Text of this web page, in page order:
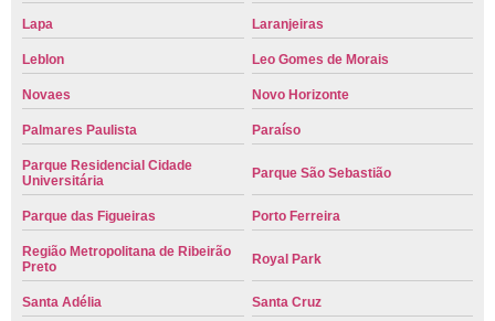
Lapa Laranjeiras
Leblon Leo Gomes de Morais
Novaes Novo Horizonte
Palmares Paulista Paraíso
Parque Residencial Cidade
Universitária
Parque São Sebastião
Parque das Figueiras Porto Ferreira
Região Metropolitana de Ribeirão
Preto
Royal Park
Santa Adélia Santa Cruz